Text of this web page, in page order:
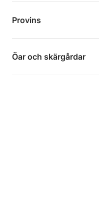
Provins
Öar och skärgårdar